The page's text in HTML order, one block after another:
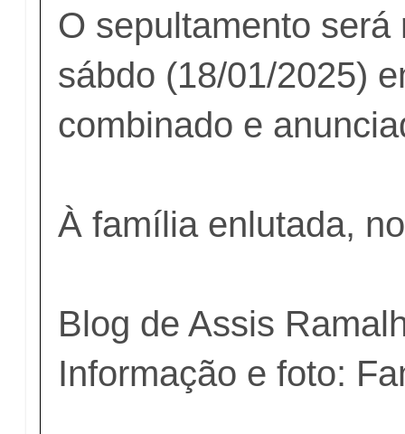
O sepultamento
sábdo (18/01/2025)
combinado e
À família enlutada,
Blog de Assis
Informação e foto: